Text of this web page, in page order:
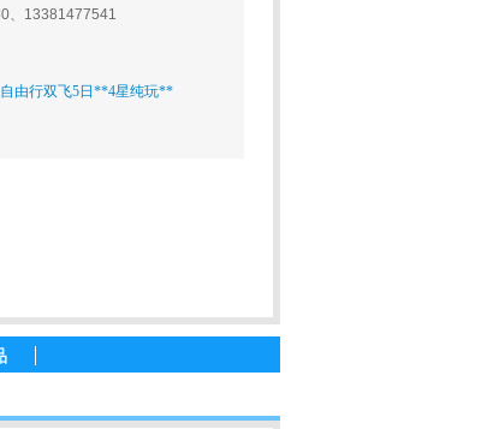
、13381477541
由行双飞5日**4星纯玩**